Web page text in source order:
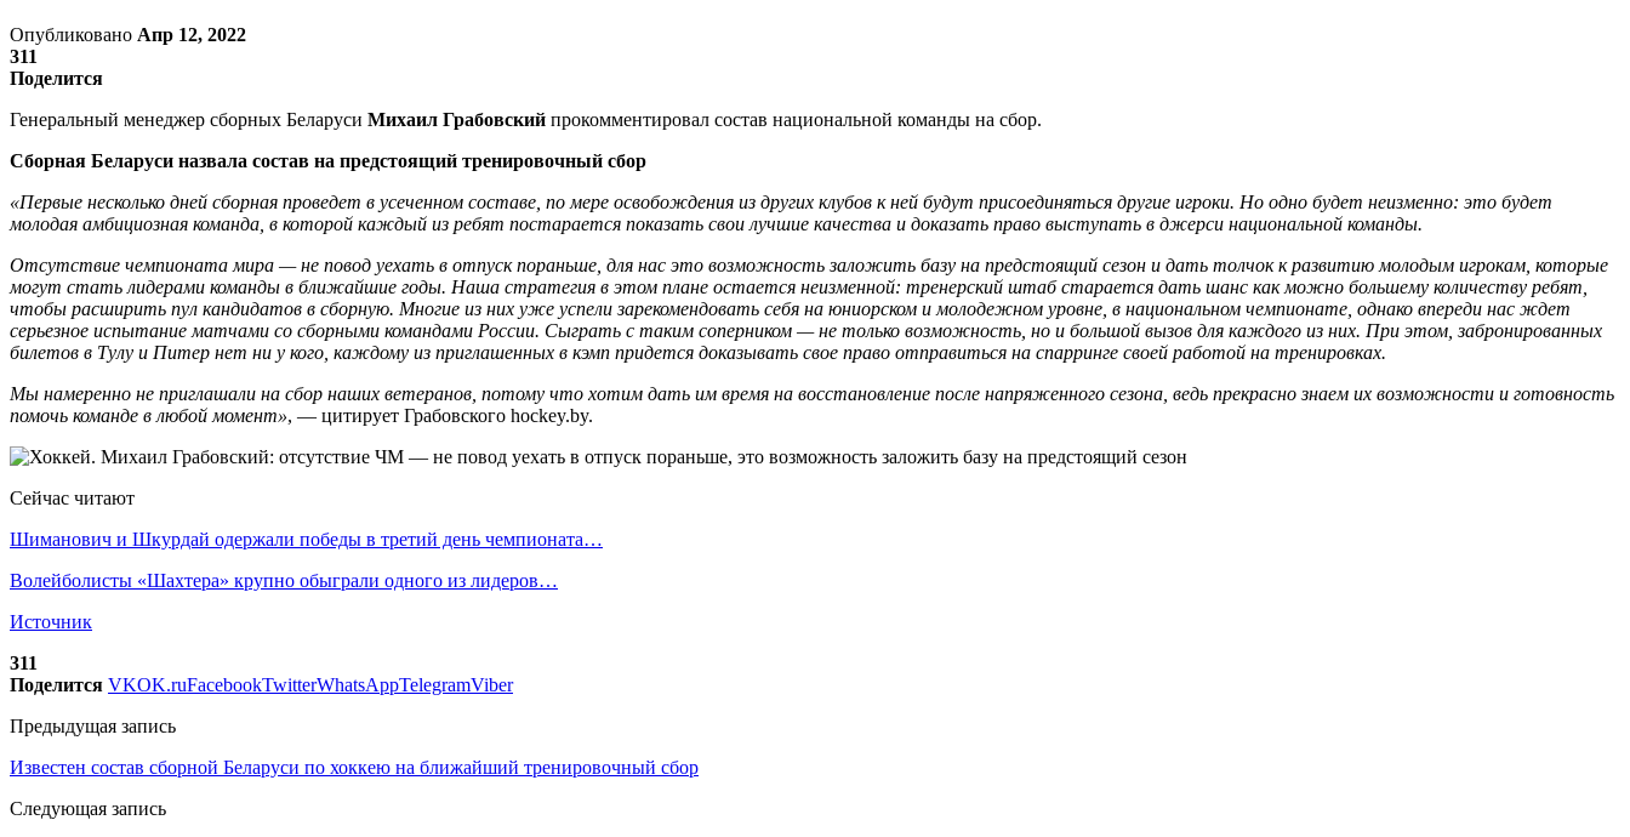
Опубликовано Апр 12, 2022
311
Поделится
Генеральный менеджер сборных Беларуси Михаил Грабовский прокомментировал состав национальной команды на сбор.
Сборная Беларуси назвала состав на предстоящий тренировочный сбор
«Первые несколько дней сборная проведет в усеченном составе, по мере освобождения из других клубов к ней будут присоединяться другие игроки. Но одно будет неизменно: это будет
молодая амбициозная команда, в которой каждый из ребят постарается показать свои лучшие качества и доказать право выступать в джерси национальной команды.
Отсутствие чемпионата мира — не повод уехать в отпуск пораньше, для нас это возможность заложить базу на предстоящий сезон и дать толчок к развитию молодым игрокам, которые
могут стать лидерами команды в ближайшие годы. Наша стратегия в этом плане остается неизменной: тренерский штаб старается дать шанс как можно большему количеству ребят,
чтобы расширить пул кандидатов в сборную. Многие из них уже успели зарекомендовать себя на юниорском и молодежном уровне, в национальном чемпионате, однако впереди нас ждет
серьезное испытание матчами со сборными командами России. Сыграть с таким соперником — не только возможность, но и большой вызов для каждого из них. При этом, забронированных
билетов в Тулу и Питер нет ни у кого, каждому из приглашенных в кэмп придется доказывать свое право отправиться на спарринге своей работой на тренировках.
Мы намеренно не приглашали на сбор наших ветеранов, потому что хотим дать им время на восстановление после напряженного сезона, ведь прекрасно знаем их возможности и готовность
помочь команде в любой момент», — цитирует Грабовского hockey.by.
Сейчас читают
Шиманович и Шкурдай одержали победы в третий день чемпионата…
Волейболисты «Шахтера» крупно обыграли одного из лидеров…
Источник
311
Поделится VKOK.ruFacebookTwitterWhatsAppTelegramViber
Предыдущая запись
Известен состав сборной Беларуси по хоккею на ближайший тренировочный сбор
Следующая запись